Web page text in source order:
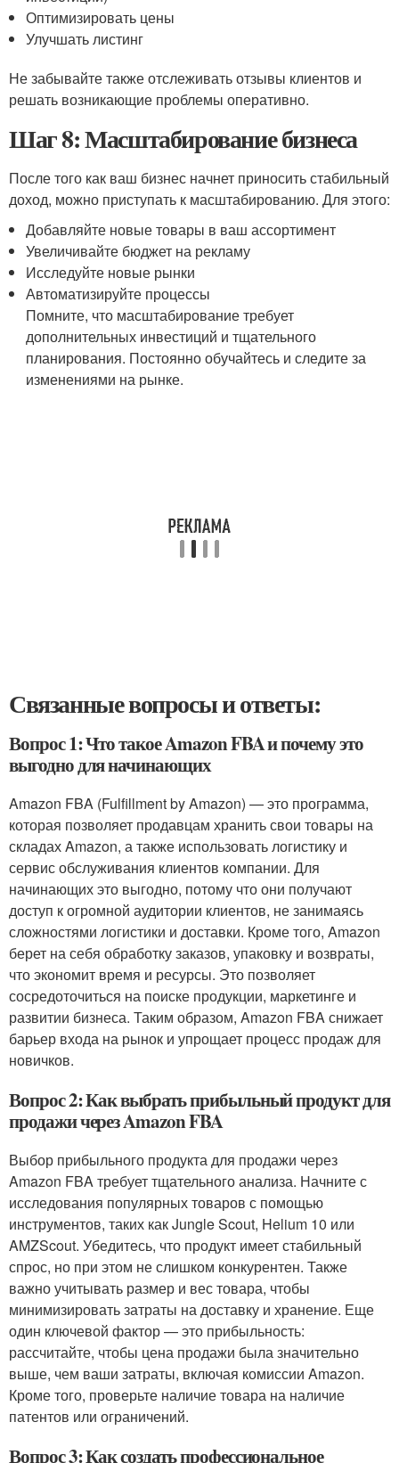
Оптимизировать цены
Улучшать листинг
Не забывайте также отслеживать отзывы клиентов и
решать возникающие проблемы оперативно.
Шаг 8: Масштабирование бизнеса
После того как ваш бизнес начнет приносить стабильный
доход, можно приступать к масштабированию. Для этого:
Добавляйте новые товары в ваш ассортимент
Увеличивайте бюджет на рекламу
Исследуйте новые рынки
Автоматизируйте процессы
Помните, что масштабирование требует
дополнительных инвестиций и тщательного
планирования. Постоянно обучайтесь и следите за
изменениями на рынке.
Связанные вопросы и ответы:
Вопрос 1: Что такое Amazon FBA и почему это
выгодно для начинающих
Amazon FBA (Fulfillment by Amazon) — это программа,
которая позволяет продавцам хранить свои товары на
складах Amazon, а также использовать логистику и
сервис обслуживания клиентов компании. Для
начинающих это выгодно, потому что они получают
доступ к огромной аудитории клиентов, не занимаясь
сложностями логистики и доставки. Кроме того, Amazon
берет на себя обработку заказов, упаковку и возвраты,
что экономит время и ресурсы. Это позволяет
сосредоточиться на поиске продукции, маркетинге и
развитии бизнеса. Таким образом, Amazon FBA снижает
барьер входа на рынок и упрощает процесс продаж для
новичков.
Вопрос 2: Как выбрать прибыльный продукт для
продажи через Amazon FBA
Выбор прибыльного продукта для продажи через
Amazon FBA требует тщательного анализа. Начните с
исследования популярных товаров с помощью
инструментов, таких как Jungle Scout, Helium 10 или
AMZScout. Убедитесь, что продукт имеет стабильный
спрос, но при этом не слишком конкурентен. Также
важно учитывать размер и вес товара, чтобы
минимизировать затраты на доставку и хранение. Еще
один ключевой фактор — это прибыльность:
рассчитайте, чтобы цена продажи была значительно
выше, чем ваши затраты, включая комиссии Amazon.
Кроме того, проверьте наличие товара на наличие
патентов или ограничений.
Вопрос 3: Как создать профессиональное